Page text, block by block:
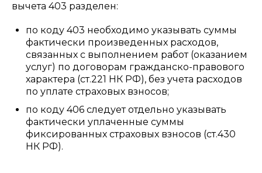
вычета 403 разделен:
по коду 403 необходимо указывать суммы
фактически произведенных расходов,
связанных с выполнением работ (оказанием
услуг) по договорам гражданско-правового
характера (ст.221 НК РФ), без учета расходов
по уплате страховых взносов;
по коду 406 следует отдельно указывать
фактически уплаченные суммы
фиксированных страховых взносов (ст.430
НК РФ).